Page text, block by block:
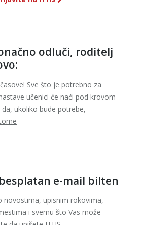
odluči, roditelj
Sve što je potrebno za
učenici će naći pod krovom
ukoliko bude potrebe,
e-mail bilten
novostima, upisnim rokovima,
i svemu što Vas može